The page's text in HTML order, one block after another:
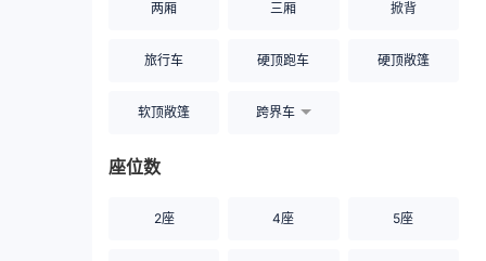
两厢 三厢 掀背
旅行车 硬顶跑车 硬顶敞篷
软顶敞篷 跨界车
座位数
2座 4座 5座